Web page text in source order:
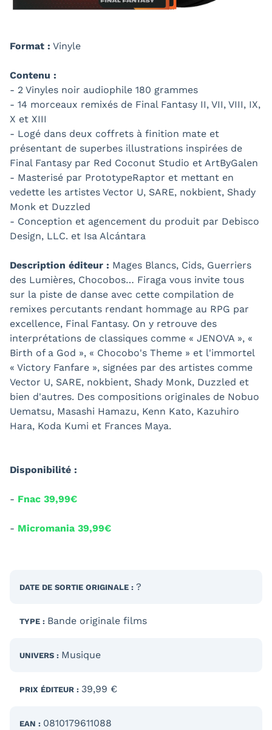
Format : Vinyle
Contenu :
- 2 Vinyles noir audiophile 180 grammes
- 14 morceaux remixés de Final Fantasy II, VII, VIII, IX,
X et XIII
- Logé dans deux coffrets à finition mate et
présentant de superbes illustrations inspirées de
Final Fantasy par Red Coconut Studio et ArtByGalen
- Masterisé par PrototypeRaptor et mettant en
vedette les artistes Vector U, SARE, nokbient, Shady
Monk et Duzzled
- Conception et agencement du produit par Debisco
Design, LLC. et Isa Alcántara
Description éditeur : Mages Blancs, Cids, Guerriers
des Lumières, Chocobos… Firaga vous invite tous
sur la piste de danse avec cette compilation de
remixes percutants rendant hommage au RPG par
excellence, Final Fantasy. On y retrouve des
interprétations de classiques comme « JENOVA », «
Birth of a God », « Chocobo's Theme » et l'immortel
« Victory Fanfare », signées par des artistes comme
Vector U, SARE, nokbient, Shady Monk, Duzzled et
bien d'autres. Des compositions originales de Nobuo
Uematsu, Masashi Hamazu, Kenn Kato, Kazuhiro
Hara, Koda Kumi et Frances Maya.
Disponibilité :
- Fnac 39,99€
- Micromania 39,99€
DATE DE SORTIE ORIGINALE : ?
TYPE : Bande originale films
UNIVERS : Musique
PRIX ÉDITEUR : 39,99 €
EAN : 0810179611088